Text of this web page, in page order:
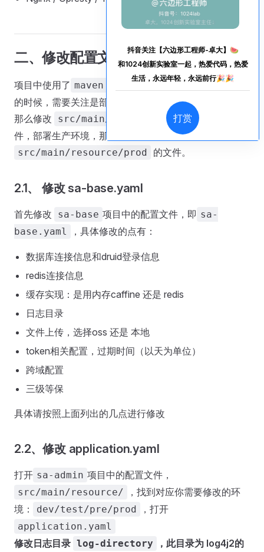
抖音关注【六边形工程师-卓大】🍉
和1024创新实验室一起，热爱代码，热爱
生活，永远年轻，永远前行🎉🎉
打赏
二、修改配置文件
项目中使用了 maven profile 多环境，所以在部署
的时候，需要关注是部署哪个环境，比如部署测试环境，
那么修改
src/main/resource/test 目录的配置文
件，部署生产环境，那么修改
src/main/resource/prod 的文件。
2.1、 修改 sa-base.yaml
首先修改 sa-base 项目中的配置文件，即 sa-
base.yaml
，具体修改的点有：
数据库连接信息和druid登录信息
redis连接信息
缓存实现：是用内存caffine 还是 redis
日志目录
文件上传，选择oss 还是 本地
token相关配置，过期时间（以天为单位）
跨域配置
三级等保
具体请按照上面列出的几点进行修改
2.2、修改 application.yaml
打开 sa-admin 项目中的配置文件，
src/main/resource/
，找到对应你需要修改的环
境：
dev/test/pre/prod ，打开
application.yaml
修改日志目录 log-directory
，此目录为 log4j2的